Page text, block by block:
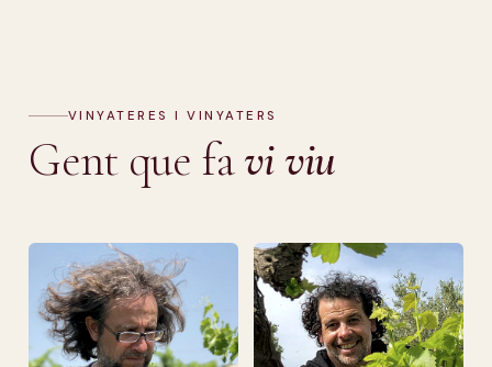
VINYATERES I VINYATERS
Gent que favi viu